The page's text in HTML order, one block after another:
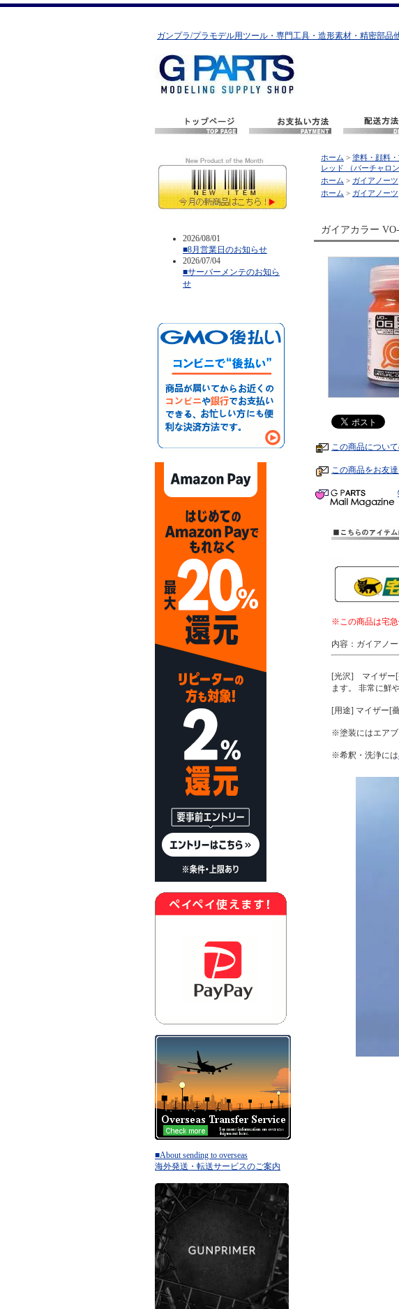
ガンプラ/プラモデル用ツール・専門工具・造形素材・精密部品
2026/08/01
■8月営業日のお知らせ
2026/07/04
■サーバーメンテのお知ら
せ
■About sending to overseas
海外発送・転送サービスのご案内
ホーム > 塗料・顔料
レッド （バーチャロ
ホーム > ガイアノーツ
ホーム > ガイアノーツ
ガイアカラー
この商品につい
この商品をお友
※この商品は宅急
内容：ガイアノ
[光沢] マイザー[
ます。 非常に鮮
[用途] マイザー[
※塗装にはエアブ
※希釈・洗浄には